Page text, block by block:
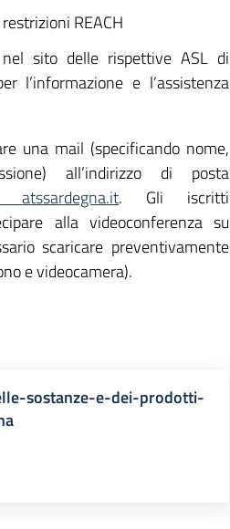
REACH
sito delle rispettive ASL di
l’informazione e l’assistenza
una mail (specificando nome,
all’indirizzo di posta
atssardegna.it. Gli iscritti
alla videoconferenza su
scaricare preventivamente
e videocamera).
sostanze-e-dei-prodotti-